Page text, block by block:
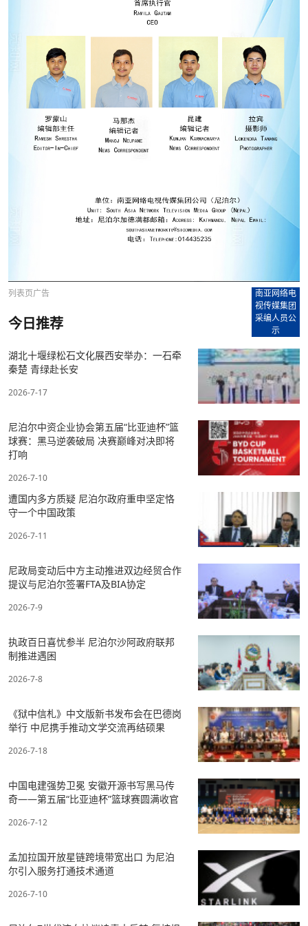
列表页广告
南亚网络电
视传媒集团
采编人员公
示
今日推荐
湖北十堰绿松石文化展西安举办：一石牵
秦楚 青绿赴长安
2026-7-17
尼泊尔中资企业协会第五届“比亚迪杯”篮
球赛：黑马逆袭破局 决赛巅峰对决即将
打响
2026-7-10
遭国内多方质疑 尼泊尔政府重申坚定恪
守一个中国政策
2026-7-11
尼政局变动后中方主动推进双边经贸合作
提议与尼泊尔签署FTA及BIA协定
2026-7-9
执政百日喜忧参半 尼泊尔沙阿政府联邦
制推进遇困
2026-7-8
《狱中信札》中文版新书发布会在巴德岗
举行 中尼携手推动文学交流再结硕果
2026-7-18
中国电建强势卫冕 安徽开源书写黑马传
奇——第五届“比亚迪杯”篮球赛圆满收官
2026-7-12
孟加拉国开放星链跨境带宽出口 为尼泊
尔引入服务打通技术通道
2026-7-10